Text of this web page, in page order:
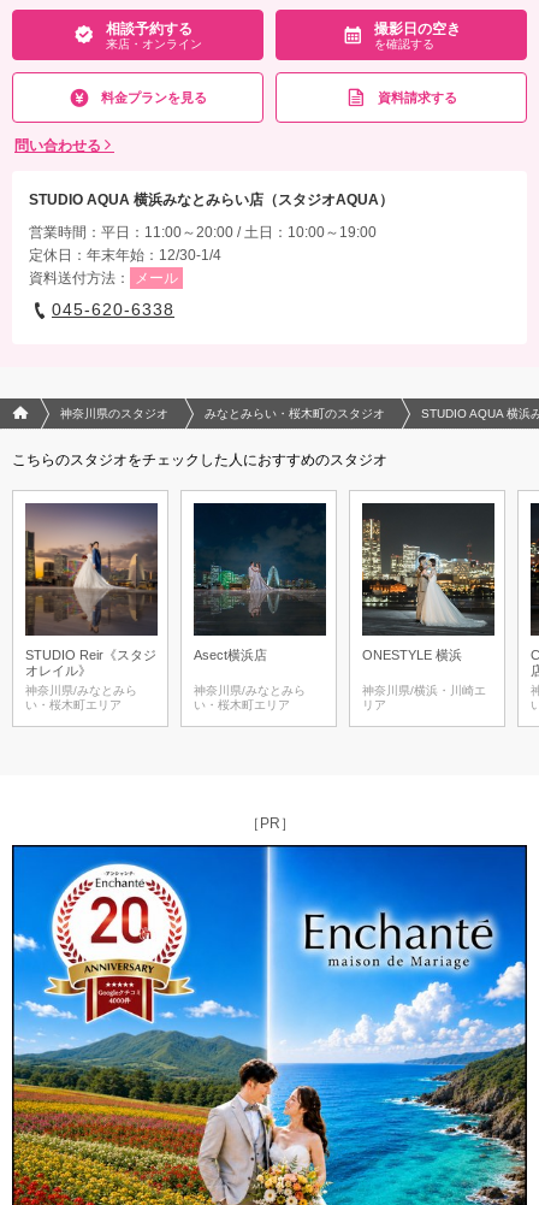
ンダード) / アクセサリー / 衣装補正 / ブーケ・ブートニア / ヘアメイクアテンド / 台
紙付き写真1冊
来店・オンライン を確認する
相談予約する
来店・オンライン
撮影日の空き
を確認する
料金プランを見る 資料請求する
問い合わせる
STUDIO AQUA 横浜みなとみらい店（スタジオAQUA）
営業時間：平日：11:00～20:00 / 土日：10:00～19:00
定休日：年末年始：12/30-1/4
資料送付方法：
メール
045-620-6338
フォトウエディング/結婚写真のPhotorait ホーム
神奈川県のスタジオ みなとみらい・桜木町のスタジオ STUDIO AQUA 横浜
こちらのスタジオをチェックした人におすすめのスタジオ
STUDIO Reir《スタジ
オレイル》
神奈川県/みなとみら
い・桜木町エリア
Asect横浜店
神奈川県/みなとみら
い・桜木町エリア
ONESTYLE 横浜
神奈川県/横浜・川崎エ
リア
［PR］